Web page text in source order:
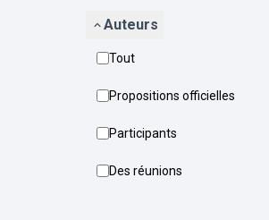
Auteurs
Tout
Propositions officielles
Participants
Des réunions